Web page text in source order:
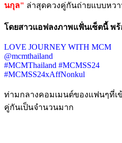
นกุล" ล่าสุดควงคู่กันถ่ายแบบหวา
โดยสาวแอฟลงภาพแฟั่นเซ็ตนี้ พ
LOVE JOURNEY WITH MCM
@mcmthailand
#MCMThailand #MCMSS24
#MCMSS24xAffNonkul
ท่ามกลางคอมเมนต์ของแฟนๆที่
คู่กันเป็นจำนวนมาก